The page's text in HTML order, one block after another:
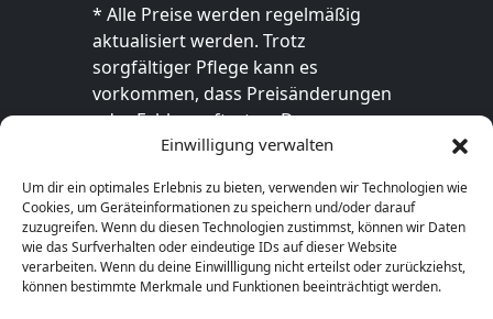
Einwilligung verwalten
Um dir ein optimales Erlebnis zu bieten, verwenden wir Technologien wie
Cookies, um Geräteinformationen zu speichern und/oder darauf
zuzugreifen. Wenn du diesen Technologien zustimmst, können wir Daten
wie das Surfverhalten oder eindeutige IDs auf dieser Website
verarbeiten. Wenn du deine Einwillligung nicht erteilst oder zurückziehst,
können bestimmte Merkmale und Funktionen beeinträchtigt werden.
* Alle Preise werden regelmäßig
aktualisiert werden. Trotz
sorgfältiger Pflege kann es
vorkommen, dass Preisänderungen
oder Fehler auftreten. Der
endgültige Preis sowie die
ausschließlich im jeweiligen Online-
Shop des Anbieters verbindlich. Bitte
überprüfe den Preis vor dem Kauf
direkt beim Händler.